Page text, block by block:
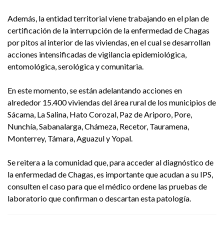
Además, la entidad territorial viene trabajando en el plan de
certificación de la interrupción de la enfermedad de Chagas
por pitos al interior de las viviendas, en el cual se desarrollan
acciones intensificadas de vigilancia epidemiológica,
entomológica, serológica y comunitaria.
En este momento, se están adelantando acciones en
alrededor 15.400 viviendas del área rural de los municipios de
Sácama, La Salina, Hato Corozal, Paz de Ariporo, Pore,
Nunchía, Sabanalarga, Chámeza, Recetor, Tauramena,
Monterrey, Támara, Aguazul y Yopal.
Se reitera a la comunidad que, para acceder al diagnóstico de
la enfermedad de Chagas, es importante que acudan a su IPS,
consulten el caso para que el médico ordene las pruebas de
laboratorio que confirman o descartan esta patología.